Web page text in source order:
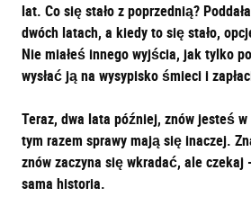
lat. Co się stało z poprzednią?
dwóch latach, a kiedy to się stało,
Nie miałeś innego wyjścia, jak tylko
wysłać ją na wysypisko śmieci i
Teraz, dwa lata później, znów jesteś
tym razem sprawy mają się inaczej.
znów zaczyna się wkradać, ale czekaj
sama historia.